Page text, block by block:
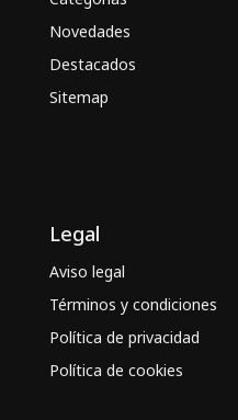
Novedades
Destacados
Sitemap
Legal
Aviso legal
Términos y condiciones
Política de privacidad
Política de cookies